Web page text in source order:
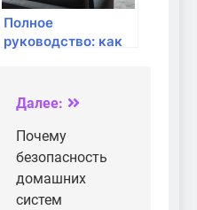
Полное
руководство: как
взаимодействии с
приложениями
умного дома
Далее:
Почему
безопасность
домашних
систем